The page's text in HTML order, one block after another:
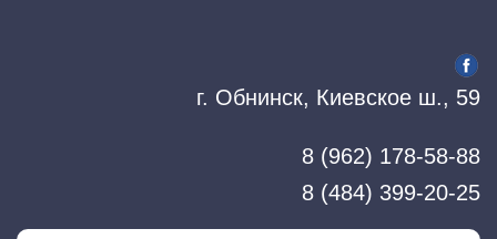
г. Обнинск, Киевское ш., 59
8 (962) 178-58-88
8 (484) 399-20-25